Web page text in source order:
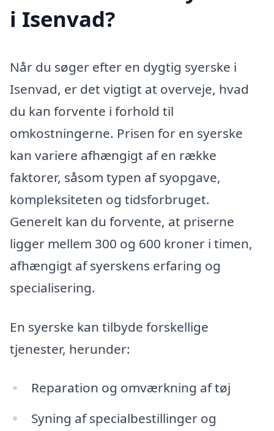
i Isenvad?
Når du søger efter en dygtig syerske i
Isenvad, er det vigtigt at overveje, hvad
du kan forvente i forhold til
omkostningerne. Prisen for en syerske
kan variere afhængigt af en række
faktorer, såsom typen af syopgave,
kompleksiteten og tidsforbruget.
Generelt kan du forvente, at priserne
ligger mellem 300 og 600 kroner i timen,
afhængigt af syerskens erfaring og
specialisering.
En syerske kan tilbyde forskellige
tjenester, herunder:
Reparation og omværkning af tøj
Syning af specialbestillinger og